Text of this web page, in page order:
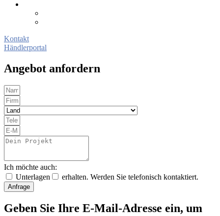
Kontakt
Händlerportal
Angebot anfordern
Ich möchte auch:
Unterlagen
erhalten. Werden Sie telefonisch kontaktiert.
Anfrage
Geben Sie Ihre E-Mail-Adresse ein, um